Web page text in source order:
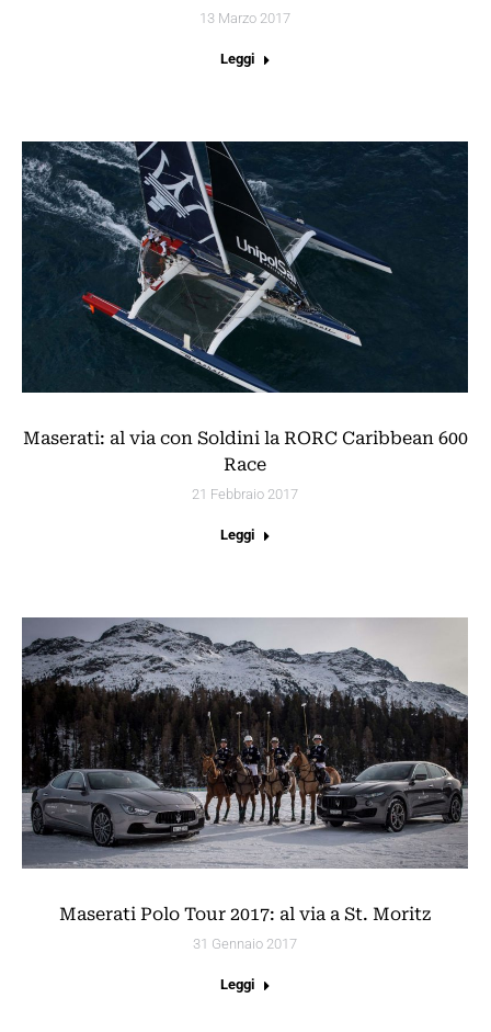
13 Marzo 2017
Leggi
Maserati: al via con Soldini la RORC Caribbean 600
Race
21 Febbraio 2017
Leggi
Maserati Polo Tour 2017: al via a St. Moritz
31 Gennaio 2017
Leggi